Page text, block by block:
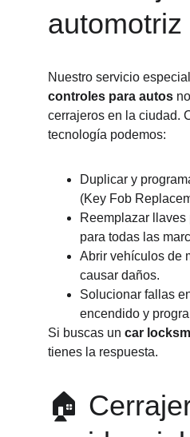
Nuestro servicio
controles para autos
cerrajeros en la ciudad.
tecnología podemos:
Duplicar y
(Key Fob
Reemplazar
para todas las
Abrir vehículos de
causar daños.
Solucionar fallas
encendido y
Si buscas un car
tienes la respuesta.
🏠